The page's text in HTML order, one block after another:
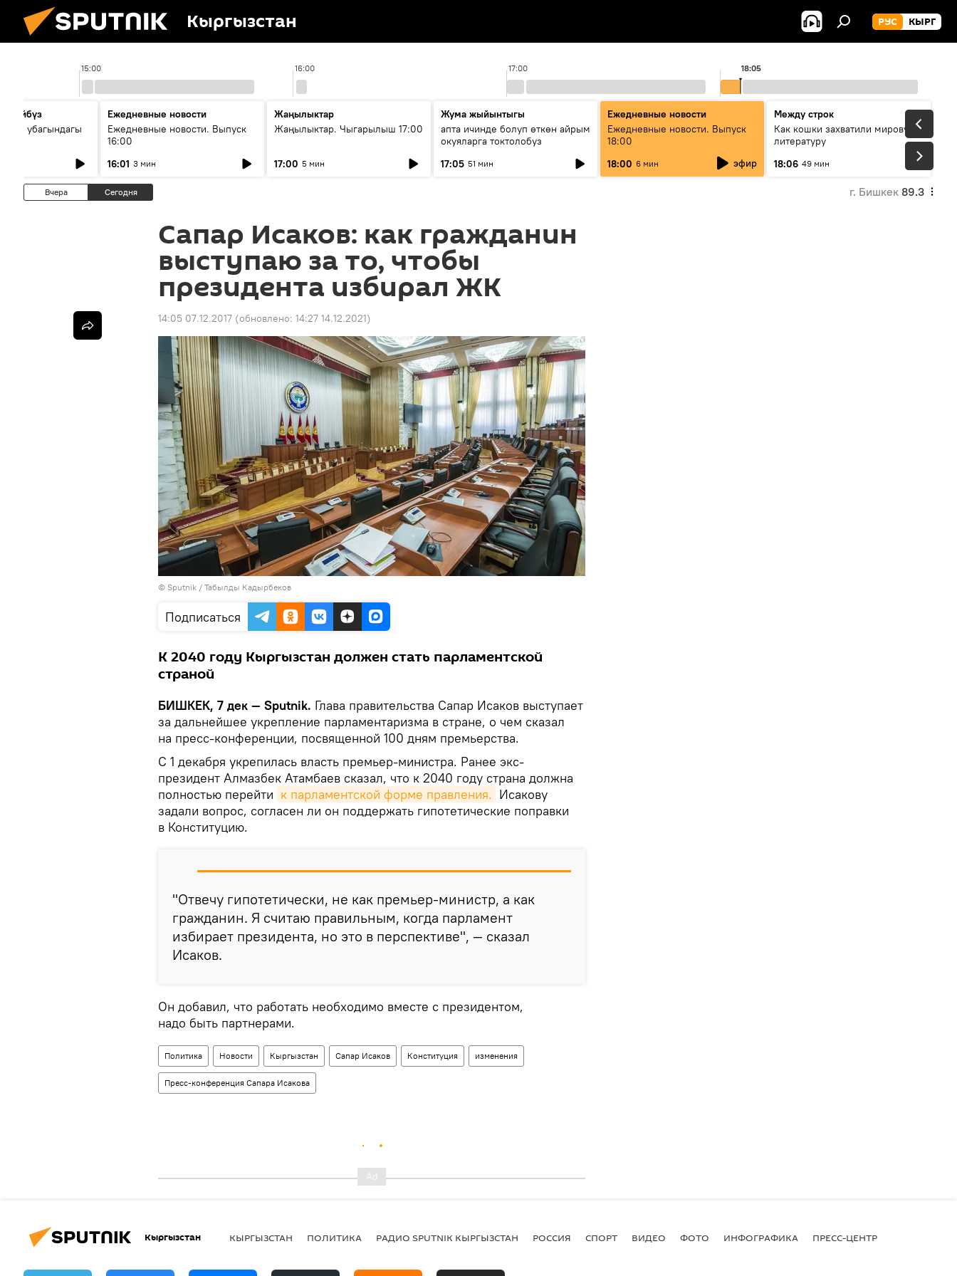
Кыргызстан РУС КЫРГ
15:00 16:00 17:00 18:05
өз убагындагы
Ежедневные новости
Ежедневные новости. Выпуск
16:00
16:01 3 мин
Жаңылыктар
Жаңылыктар. Чыгарылыш 17:00
17:00 5 мин
Жума жыйынтыгы
апта ичинде болуп өткөн айрым
окуяларга токтолобуз
17:05 51 мин
Ежедневные новости
Ежедневные новости. Выпуск
18:00
18:00 6 мин эфир
Между строк
Как кошки захватили мировую
литературу
18:06 49 мин
Вчера Сегодня г. Бишкек 89.3
Сапар Исаков: как гражданин
выступаю за то, чтобы
президента избирал ЖК
14:05 07.12.2017 (обновлено: 14:27 14.12.2021)
© Sputnik / Табылды Кадырбеков
Подписаться
К 2040 году Кыргызстан должен стать парламентской
страной
БИШКЕК, 7 дек — Sputnik. Глава правительства Сапар Исаков выступает
за дальнейшее укрепление парламентаризма в стране, о чем сказал
на пресс-конференции, посвященной 100 дням премьерства.
С 1 декабря укрепилась власть премьер-министра. Ранее экс-
президент Алмазбек Атамбаев сказал, что к 2040 году страна должна
полностью перейти к парламентской форме правления. Исакову
задали вопрос, согласен ли он поддержать гипотетические поправки
в Конституцию.
"Отвечу гипотетически, не как премьер-министр, а как
гражданин. Я считаю правильным, когда парламент
избирает президента, но это в перспективе", — сказал
Исаков.
Он добавил, что работать необходимо вместе с президентом,
надо быть партнерами.
Политика Новости Кыргызстан Сапар Исаков Конституция изменения
Пресс-конференция Сапара Исакова
Кыргызстан КЫРГЫЗСТАН ПОЛИТИКА РАДИО SPUTNIK КЫРГЫЗСТАН РОССИЯ СПОРТ ВИДЕО ФОТО ИНФОГРАФИКА ПРЕСС-ЦЕНТР